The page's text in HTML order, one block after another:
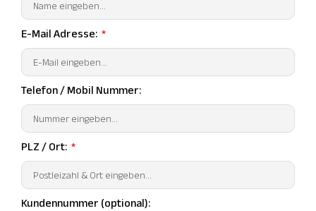
E-Mail Adresse:
Telefon / Mobil Nummer:
PLZ / Ort:
Kundennummer (optional):